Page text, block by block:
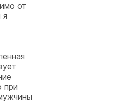
от
я
при